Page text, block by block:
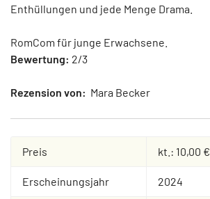
Enthüllungen und jede Menge Drama.
RomCom für junge Erwachsene.
Bewertung: 2/3
Rezension von: Mara Becker
Preis kt.: 10,00 €
Erscheinungsjahr 2024